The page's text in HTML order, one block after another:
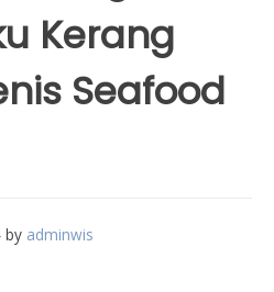
Kerang
Seafood
by adminwis